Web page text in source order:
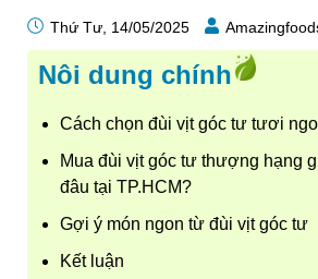
Thứ Tư, 14/05/2025
Nôi dung chính
Cách chọn đùi vịt góc tư tươi
Mua đùi vịt góc tư thượng hạng
đâu tại TP.HCM?
Gợi ý món ngon từ đùi vịt góc tư
Kết luận